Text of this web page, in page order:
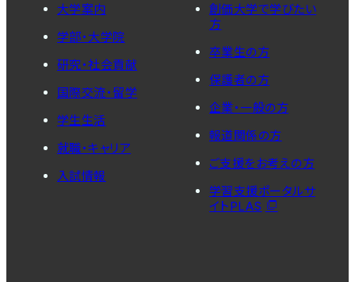
大学案内
学部・大学院
研究・社会貢献
国際交流・留学
学生生活
就職・キャリア
入試情報
創価大学で学びたい
方
卒業生の方
保護者の方
企業・一般の方
報道関係の方
ご支援をお考えの方
学習支援ポータルサ
イトPLAS